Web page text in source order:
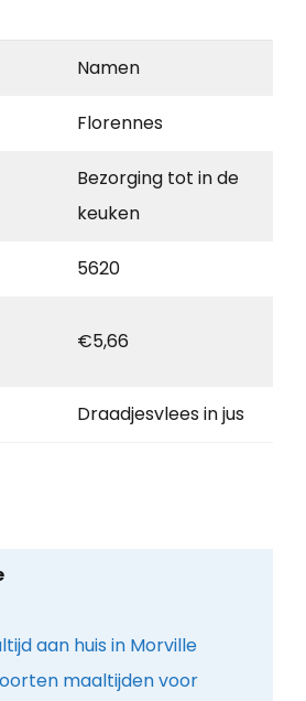
Namen
Florennes
Bezorging tot in de
keuken
5620
€5,66
Draadjesvlees in jus
aan huis in Morville
maaltijden voor